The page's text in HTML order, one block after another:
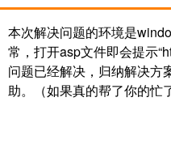
本次解决问题的环境是
常，打开asp文件即会提示
问题已经解决，归纳解决方
助。（如果真的帮了你的忙